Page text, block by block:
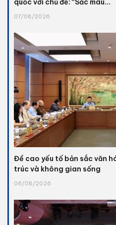
quốc với chủ đề: “Sắc màu...
07/08/2026
Đề cao yếu tố bản sắc văn
trúc và không gian sống
06/08/2026